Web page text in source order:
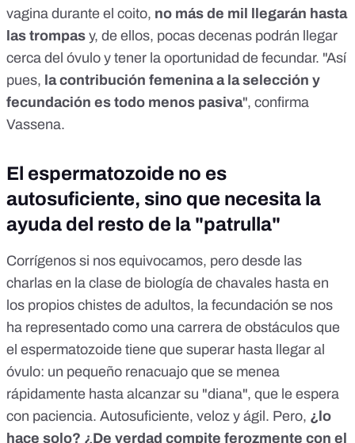
vagina durante el coito, no más de mil llegarán hasta
las trompas y, de ellos, pocas decenas podrán llegar
cerca del óvulo y tener la oportunidad de fecundar. "Así
pues, la contribución femenina a la selección y
fecundación es todo menos pasiva", confirma
Vassena.
El espermatozoide no es
autosuficiente, sino que necesita la
ayuda del resto de la "patrulla"
Corrígenos si nos equivocamos, pero desde las
charlas en la clase de biología de chavales hasta en
los propios chistes de adultos, la fecundación se nos
ha representado como una carrera de obstáculos que
el espermatozoide tiene que superar hasta llegar al
óvulo: un pequeño renacuajo que se menea
rápidamente hasta alcanzar su "diana", que le espera
con paciencia. Autosuficiente, veloz y ágil. Pero, ¿lo
hace solo? ¿De verdad compite ferozmente con el